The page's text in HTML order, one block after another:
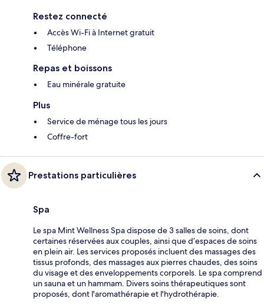
Restez connecté
Accès Wi-Fi à Internet gratuit
Téléphone
Repas et boissons
Eau minérale gratuite
Plus
Service de ménage tous les jours
Coffre-fort
Prestations particulières
Spa
Le spa Mint Wellness Spa dispose de 3 salles de soins, dont
certaines réservées aux couples, ainsi que d’espaces de soins
en plein air. Les services proposés incluent des massages des
tissus profonds, des massages aux pierres chaudes, des soins
du visage et des enveloppements corporels. Le spa comprend
un sauna et un hammam. Divers soins thérapeutiques sont
proposés, dont l'aromathérapie et l'hydrothérapie.